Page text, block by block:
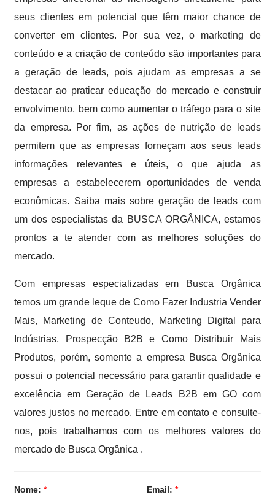
seus clientes em potencial que têm maior chance de
converter em clientes. Por sua vez, o marketing de
conteúdo e a criação de conteúdo são importantes para
a geração de leads, pois ajudam as empresas a se
destacar ao praticar educação do mercado e construir
envolvimento, bem como aumentar o tráfego para o site
da empresa. Por fim, as ações de nutrição de leads
permitem que as empresas forneçam aos seus leads
informações relevantes e úteis, o que ajuda as
empresas a estabelecerem oportunidades de venda
econômicas. Saiba mais sobre geração de leads com
um dos especialistas da BUSCA ORGÂNICA, estamos
prontos a te atender com as melhores soluções do
mercado.
Com empresas especializadas em Busca Orgânica
temos um grande leque de Como Fazer Industria Vender
Mais, Marketing de Conteudo, Marketing Digital para
Indústrias, Prospecção B2B e Como Distribuir Mais
Produtos, porém, somente a empresa Busca Orgânica
possui o potencial necessário para garantir qualidade e
excelência em Geração de Leads B2B em GO com
valores justos no mercado. Entre em contato e consulte-
nos, pois trabalhamos com os melhores valores do
mercado de Busca Orgânica .
Nome:* Email: *